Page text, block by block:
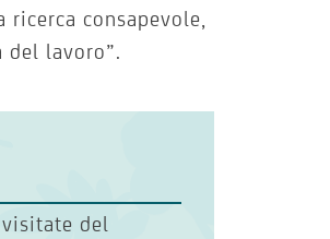
consapevole,
del lavoro”.
del